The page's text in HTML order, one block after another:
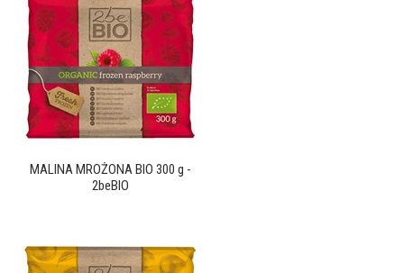
MALINA MROŻONA BIO 300 g -
2beBIO